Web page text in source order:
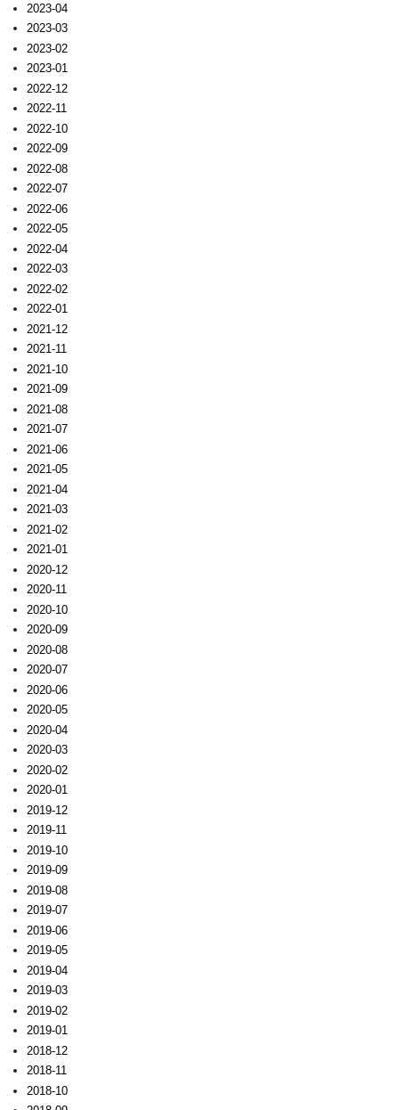
2023-04
2023-03
2023-02
2023-01
2022-12
2022-11
2022-10
2022-09
2022-08
2022-07
2022-06
2022-05
2022-04
2022-03
2022-02
2022-01
2021-12
2021-11
2021-10
2021-09
2021-08
2021-07
2021-06
2021-05
2021-04
2021-03
2021-02
2021-01
2020-12
2020-11
2020-10
2020-09
2020-08
2020-07
2020-06
2020-05
2020-04
2020-03
2020-02
2020-01
2019-12
2019-11
2019-10
2019-09
2019-08
2019-07
2019-06
2019-05
2019-04
2019-03
2019-02
2019-01
2018-12
2018-11
2018-10